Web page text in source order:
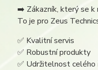
➡️ Zákazník, který se k
To je pro Zeus
✅ Kvalitní servis
✅ Robustní produkty
✅ Udržitelnost celého